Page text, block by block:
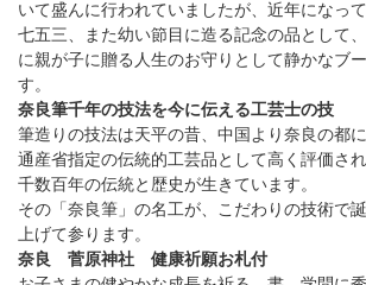
いて盛んに行われていましたが、近年になっ
七五三、また幼い節目に造る記念の品として
に親が子に贈る人生のお守りとして静かなブ
す。
奈良筆千年の技法を今に伝える工芸士の技
筆造りの技法は天平の昔、中国より奈良の都
通産省指定の伝統的工芸品として高く評価さ
千数百年の伝統と歴史が生きています。
その「奈良筆」の名工が、こだわりの技術で
上げて参ります。
奈良 菅原神社 健康祈願お札付